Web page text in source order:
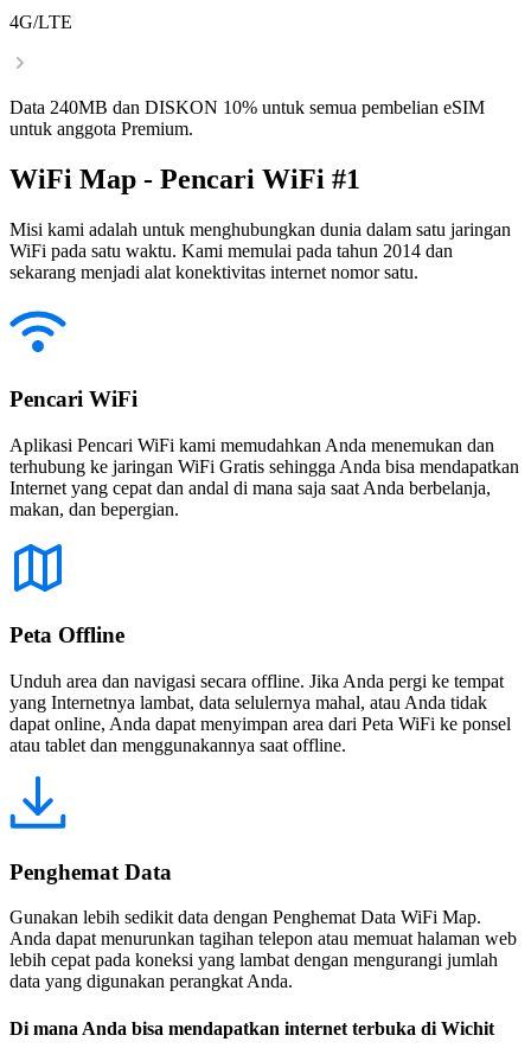
4G/LTE
Data 240MB dan DISKON 10% untuk semua pembelian eSIM
untuk anggota Premium.
WiFi Map - Pencari WiFi #1
Misi kami adalah untuk menghubungkan dunia dalam satu jaringan
WiFi pada satu waktu. Kami memulai pada tahun 2014 dan
sekarang menjadi alat konektivitas internet nomor satu.
Pencari WiFi
Aplikasi Pencari WiFi kami memudahkan Anda menemukan dan
terhubung ke jaringan WiFi Gratis sehingga Anda bisa mendapatkan
Internet yang cepat dan andal di mana saja saat Anda berbelanja,
makan, dan bepergian.
Peta Offline
Unduh area dan navigasi secara offline. Jika Anda pergi ke tempat
yang Internetnya lambat, data selulernya mahal, atau Anda tidak
dapat online, Anda dapat menyimpan area dari Peta WiFi ke ponsel
atau tablet dan menggunakannya saat offline.
Penghemat Data
Gunakan lebih sedikit data dengan Penghemat Data WiFi Map.
Anda dapat menurunkan tagihan telepon atau memuat halaman web
lebih cepat pada koneksi yang lambat dengan mengurangi jumlah
data yang digunakan perangkat Anda.
Di mana Anda bisa mendapatkan internet terbuka di Wichit